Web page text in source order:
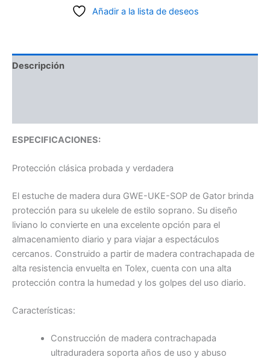
Añadir a la lista de deseos
Descripción
ESPECIFICACIONES:
Protección clásica probada y verdadera
El estuche de madera dura GWE-UKE-SOP de Gator brinda
protección para su ukelele de estilo soprano. Su diseño
liviano lo convierte en una excelente opción para el
almacenamiento diario y para viajar a espectáculos
cercanos. Construido a partir de madera contrachapada de
alta resistencia envuelta en Tolex, cuenta con una alta
protección contra la humedad y los golpes del uso diario.
Características:
Construcción de madera contrachapada
ultraduradera soporta años de uso y abuso